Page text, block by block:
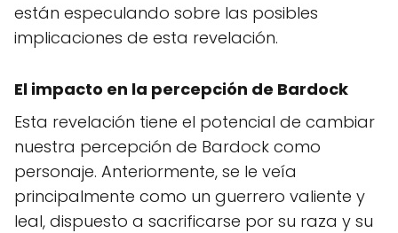
están especulando sobre las posibles
implicaciones de esta revelación.
El impacto en la percepción de Bardock
Esta revelación tiene el potencial de cambiar
nuestra percepción de Bardock como
personaje. Anteriormente, se le veía
principalmente como un guerrero valiente y
leal, dispuesto a sacrificarse por su raza y su